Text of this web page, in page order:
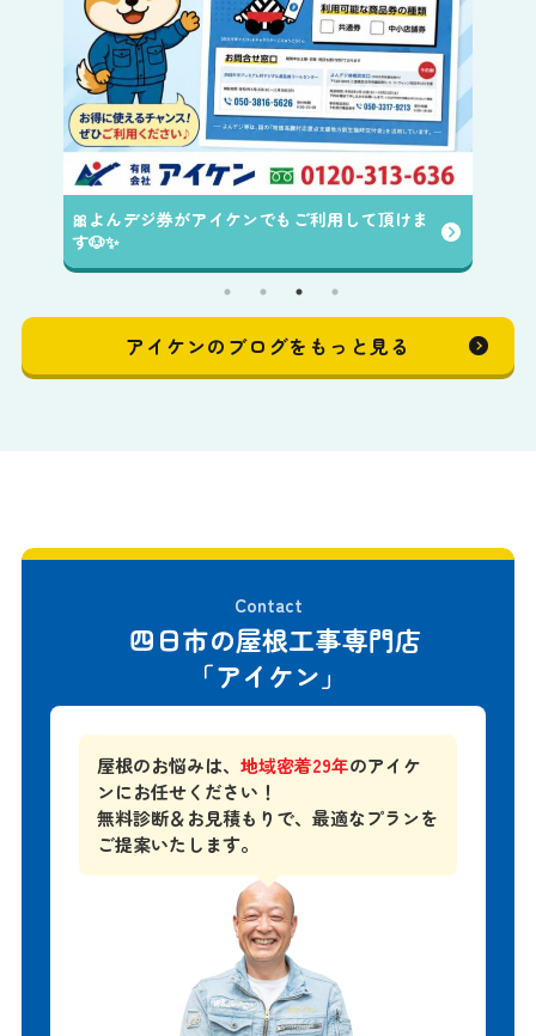
アイケンのブログをもっと見る
Contact
四日市の屋根工事専門店
「アイケン」
無料診断＆お見積もりで、最適なプランを
ご提案いたします。